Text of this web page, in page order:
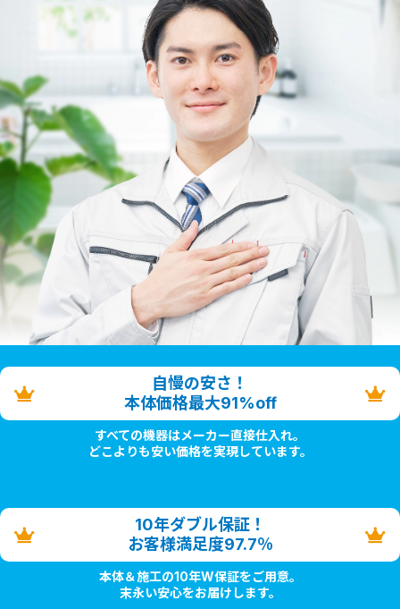
自慢の安さ！
本体価格最大91%off
すべての機器はメーカー直接仕入れ。
どこよりも安い価格を実現しています。
10年ダブル保証！
お客様満足度97.7％
本体＆施工の10年W保証をご用意。
末永い安心をお届けします。